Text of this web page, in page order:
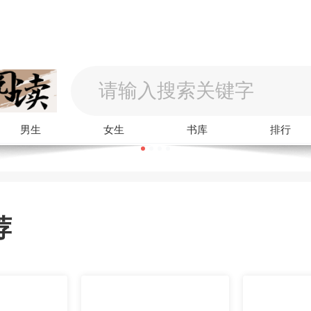
男生 女生 书库 排行